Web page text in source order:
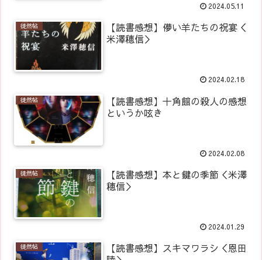
2024.05.11
徒然帖
【読書感想】儚い羊たちの祝宴＜
米澤穂信＞
2024.02.18
徒然帖
【読書感想】十角館の殺人の感想
というか呟き
2024.02.08
徒然帖
【読書感想】本と鍵の季節＜米澤
穂信＞
2024.01.29
徒然帖
【読書感想】スキマワラシ＜恩田